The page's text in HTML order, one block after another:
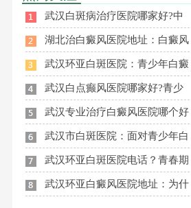
武汉白斑病治疗医院哪家好?中
湖北治白癜风医院地址：白癜风
武汉环亚白斑医院：青少年白癜
武汉白点癫风医院哪家好?青少
武汉专业治疗白癜风医院哪个好
武汉市白斑医院：面对青少年白
武汉环亚白斑医院电话？青春期
武汉环亚白癜风医院地址：为什